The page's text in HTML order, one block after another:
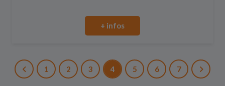
+ infos
1 2 3 4 5 6 7